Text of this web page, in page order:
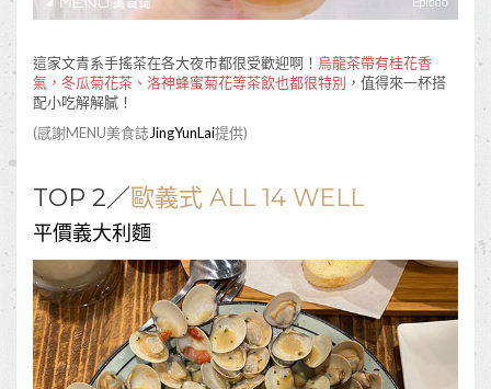
這家文青系手搖茶在各大夜市都很受歡迎啊！ 烏龍茶帶有桂花香
氣，冬瓜菊花茶、洛神蜂蜜菊花等茶飲也都很特別 ，值得來一杯搭
配小吃解解膩！
(感謝MENU美食誌JingYunLai提供)
TOP 2／歐義式 ALL 14 WELL
平價義大利麵